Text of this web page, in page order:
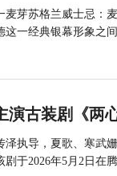
芽苏格兰威士忌：
这一经典银幕形象之
演古装剧《两
泽执导，夏歌、寒
于2026年5月2日在